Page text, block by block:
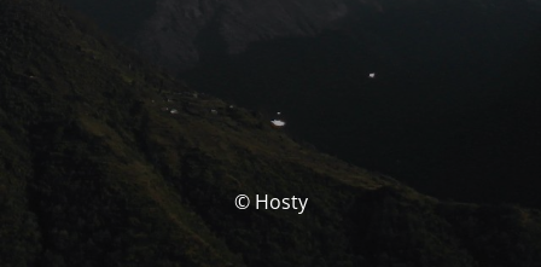
© Hosty